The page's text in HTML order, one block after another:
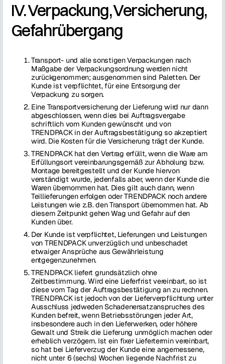
IV. Verpackung, Versicherung,
Gefahrübergang
Transport- und alle sonstigen Verpackungen nach
Maßgabe der Verpackungsordnung werden nicht
zurückgenommen; ausgenommen sind Paletten. Der
Kunde ist verpflichtet, für eine Entsorgung der
Verpackung zu sorgen.
Eine Transportversicherung der Lieferung wird nur dann
abgeschlossen, wenn dies bei Auftragsvergabe
schriftlich vom Kunden gewünscht und von
TRENDPACK in der Auftragsbestätigung so akzeptiert
wird. Die Kosten für die Versicherung trägt der Kunde.
TRENDPACK hat den Vertrag erfüllt, wenn die Ware am
Erfüllungsort vereinbarungsgemäß zur Abholung bzw.
Montage bereitgestellt und der Kunde hiervon
verständigt wurde, jedenfalls aber, wenn der Kunde die
Waren übernommen hat. Dies gilt auch dann, wenn
Teillieferungen erfolgen oder TRENDPACK noch andere
Leistungen wie z.B. den Transport übernommen hat. Ab
diesem Zeitpunkt gehen Wag und Gefahr auf den
Kunden über.
Der Kunde ist verpflichtet, Lieferungen und Leistungen
von TRENDPACK unverzüglich und unbeschadet
etwaiger Ansprüche aus Gewährleistung
entgegenzunehmen.
TRENDPACK liefert grundsätzlich ohne
Zeitbestimmung. Wird eine Lieferfrist vereinbart, so ist
diese vom Tag der Auftragsbestätigung an zu rechnen.
TRENDPACK ist jedoch von der Lieferverpflichtung unter
Ausschluss jedweden Schadenersatzanspruches des
Kunden befreit, wenn Betriebsstörungen jeder Art,
insbesondere auch in den Lieferwerken, oder höhere
Gewalt und Streik die Lieferung unmöglich machen oder
erheblich verzögern. Ist ein fixer Liefertermin vereinbart,
so hat bei Lieferverzug der Kunde eine angemessene,
nicht unter 6 (sechs) Wochen liegende Nachfrist zu